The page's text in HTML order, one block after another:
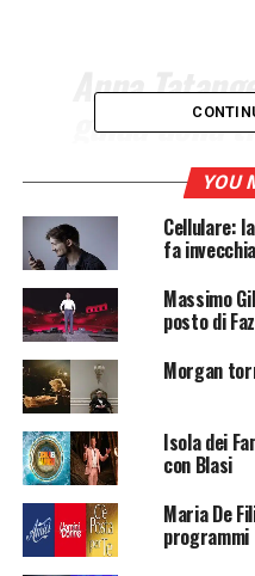
Anna
guida della
“Scene da
che andrà in
5 la
partire dalla
stagione
Anna Tatangelo
domenicale su
L’indiscrezione lanciata
conferma dopo la
presentazione dei
tenutasi oggi, 1° luglio.
YOU
Cellulare:
fa
Massimo
posto di
Morgan
Isola dei
con Blasi
Maria De
programmi